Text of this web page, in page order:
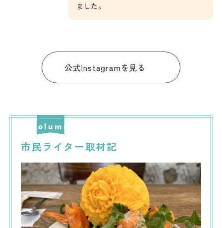
ました。
公式Instagramを見る
市民ライター取材記